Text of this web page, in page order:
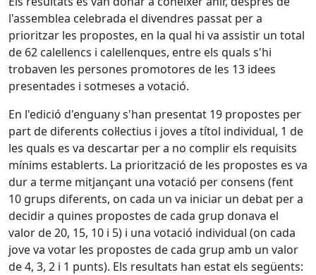
l'assemblea celebrada el divendres passat per a
prioritzar les propostes, en la qual hi va assistir un total
de 62 calellencs i calellenques, entre els quals s'hi
trobaven les persones promotores de les 13 idees
presentades i sotmeses a votació.
En l'edició d'enguany s'han presentat 19 propostes per
part de diferents col·lectius i joves a títol individual, 1 de
les quals es va descartar per a no complir els requisits
mínims establerts. La priorització de les propostes es va
dur a terme mitjançant una votació per consens (fent
10 grups diferents, on cada un va iniciar un debat per a
decidir a quines propostes de cada grup donava el
valor de 20, 15, 10 i 5) i una votació individual (on cada
jove va votar les propostes de cada grup amb un valor
de 4, 3, 2 i 1 punts). Els resultats han estat els següents: